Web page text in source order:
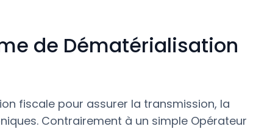
de Dématérialisation
fiscale pour assurer la transmission, la
Contrairement à un simple Opérateur